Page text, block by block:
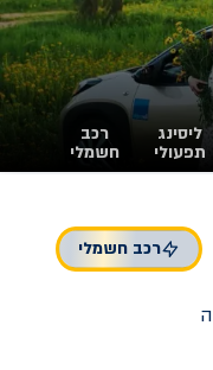
ליסינג
תפעולי
רכב
חשמלי
רכב חשמלי